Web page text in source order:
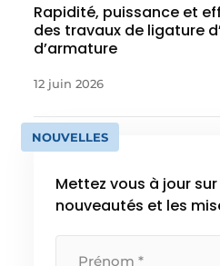
Rapidité, puissance et
des travaux de ligature
d’armature
12 juin 2026
NOUVELLES
Mettez vous à jour sur
nouveautés et les